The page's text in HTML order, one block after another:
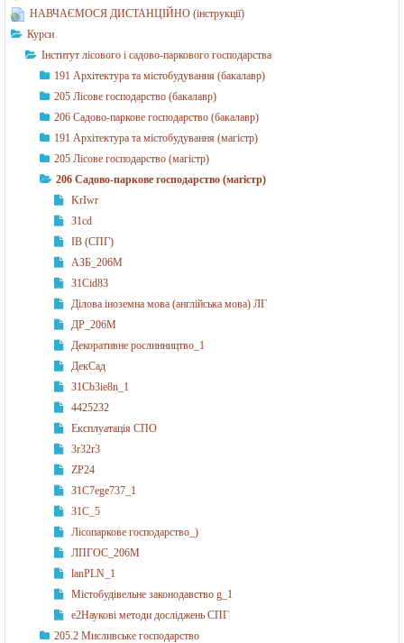
а
НАВЧАЄМОСЯ ДИСТАНЦІЙНО (інструкції)
Курси
Інститут лісового і садово-паркового господарства
191 Архітектура та містобудування (бакалавр)
205 Лісове господарство (бакалавр)
206 Садово-паркове господарство (бакалавр)
191 Архітектура та містобудування (магістр)
205 Лісове господарство (магістр)
206 Садово-паркове господарство (магістр)
KrIwr
З1cd
ІВ (СПГ)
АЗБ_206М
З1Сid83
Ділова іноземна мова (англійська мова) ЛГ
ДР_206М
Декоративне рослинництво_1
ДекСад
З1Сb3ie8n_1
4425232
Експлуатація СПО
3r32r3
ZP24
З1С7ege737_1
З1С_5
Лісопаркове господарство_)
ЛПГОС_206М
lanPLN_1
Містобудівельне законодавство g_1
e2Наукові методи досліджень СПГ
205.2 Мисливське господарство